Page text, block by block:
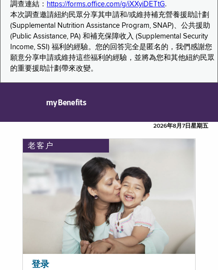
調查連結： https://forms.office.com/g/iXXyiDETtG.
本次調查邀請紐約民眾分享其申請和/或維持補充營養援助計劃
(Supplemental Nutrition Assistance Program, SNAP)、公共援助
(Public Assistance, PA) 和補充保障收入 (Supplemental Security
Income, SSI) 福利的經驗。您的回答完全是匿名的，我們感謝您
願意分享申請或維持這些福利的經驗，並將為您和其他紐約民眾
的重要援助計劃帶來改變。
myBenefits
2026年8月7日星期五
老客户
登录